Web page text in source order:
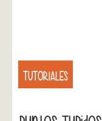
TUTORIALES